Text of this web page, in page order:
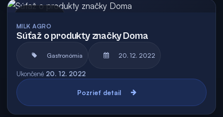
MILK AGRO
Súťaž o produkty značky Doma
Gastronómia 20. 12. 2022
Ukončené 20. 12. 2022
Pozrieť detail